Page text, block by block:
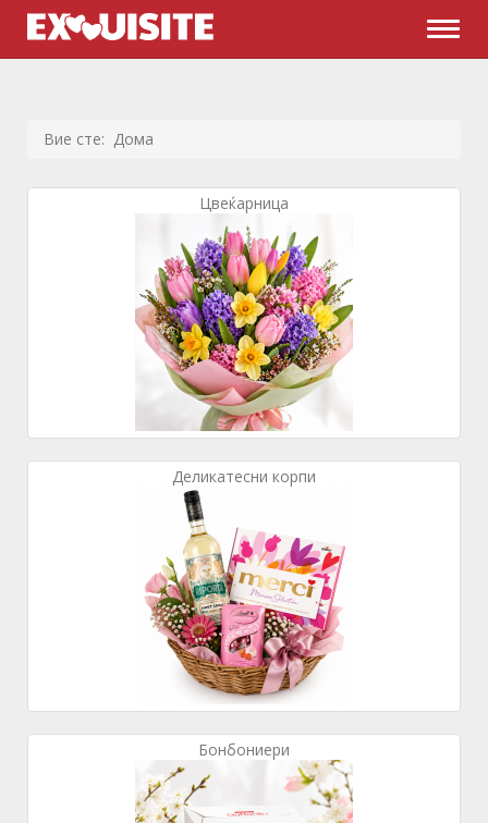
Вие сте: Дома
Цвеќарница
Деликатесни корпи
Бонбониери